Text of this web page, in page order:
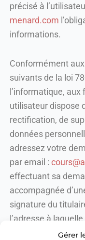
Gérer
précisé à
menard.com
informations.
Conformément
suivants de la loi
l’informatique,
utilisateur dispose
rectification, de
données
adressez votre
par email :
effectuant sa
accompagnée
signature du
l’adresse à
Aucune